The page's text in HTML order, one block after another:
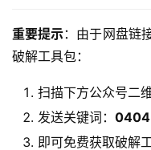
重要提示：由于网盘链
破解工具包：
扫描下方公众号二
发送关键词： 0404
即可免费获取破解